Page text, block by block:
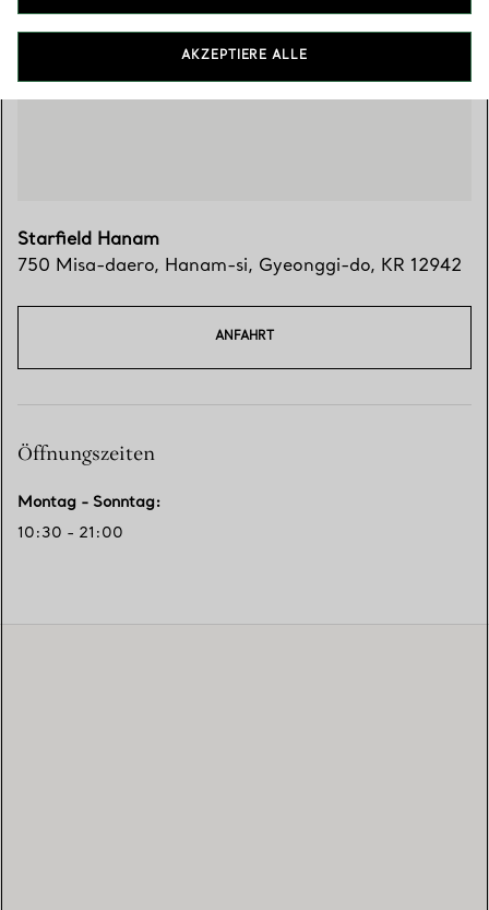
Besuchen Sie uns
Starfield Hanam
750 Misa-daero, Hanam-si, Gyeonggi-do, KR 12942
ANFAHRT
Öffnungszeiten
Montag - Sonntag:
10:30 - 21:00
AKZEPTIERE ALLE